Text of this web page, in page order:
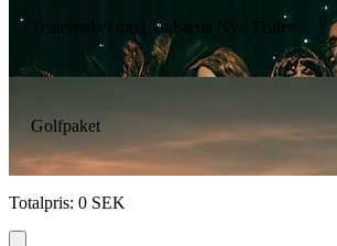
Teaterpaket med Vadstena Nya Teater
Golfpaket
Totalpris: 0 SEK